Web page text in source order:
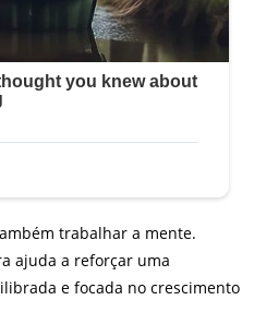
trabalhar a mente.
ajuda a reforçar uma
e focada no crescimento